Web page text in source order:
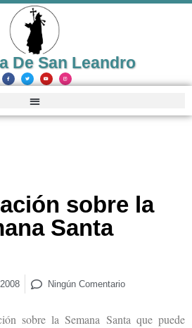
De San Leandro
sobre la
Santa
Ningún Comentario
sobre la Semana Santa que puede